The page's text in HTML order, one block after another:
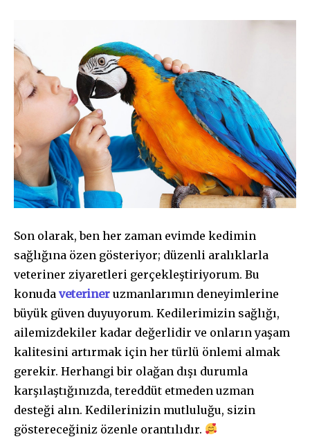
Son olarak, ben her zaman evimde kedimin
sağlığına özen gösteriyor; düzenli aralıklarla
veteriner ziyaretleri gerçekleştiriyorum. Bu
konuda veteriner uzmanlarımın deneyimlerine
büyük güven duyuyorum. Kedilerimizin sağlığı,
ailemizdekiler kadar değerlidir ve onların yaşam
kalitesini artırmak için her türlü önlemi almak
gerekir. Herhangi bir olağan dışı durumla
karşılaştığınızda, tereddüt etmeden uzman
desteği alın. Kedilerinizin mutluluğu, sizin
göstereceğiniz özenle orantılıdır.